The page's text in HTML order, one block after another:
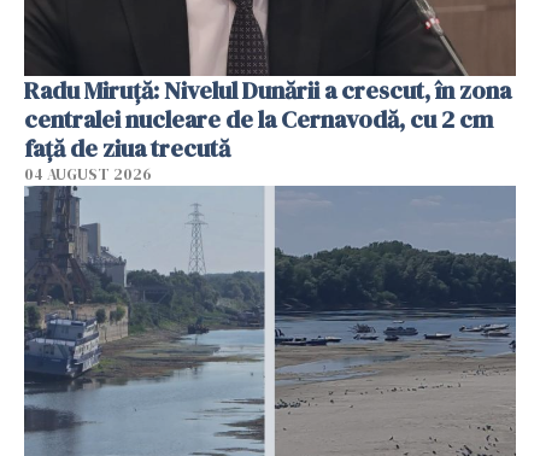
Radu Miruţă: Nivelul Dunării a crescut, în zona
centralei nucleare de la Cernavodă, cu 2 cm
faţă de ziua trecută
04 AUGUST 2026